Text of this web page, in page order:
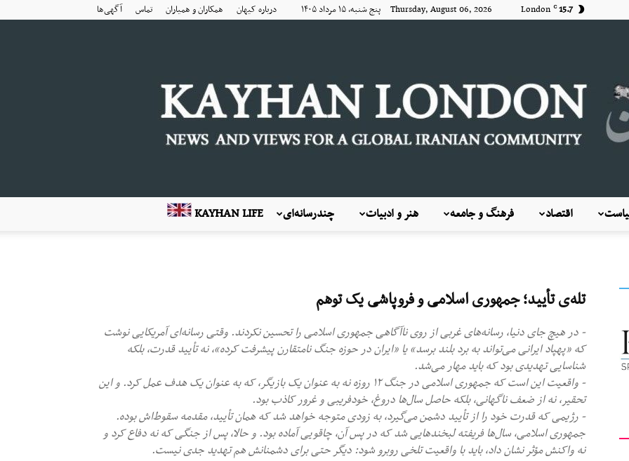
15.7
C
London Thursday, August 06, 2026 پنج شنبه, ۱۵ مرداد ۱۴۰۵ درباره کیهان همکاران و همیاران تماس آگهی‌ها
کیهان
لندن
KAYHAN LIFE چندرسانه‌ای هنر و ادبیات فرهنگ و جامعه اقتصاد
تله‌ی تأیید؛ جمهوری اسلامی و فروپاشی یک توهم
- در هیچ‌ جای دنیا، رسانه‌های غربی از روی ناآگاهی جمهوری اسلامی را تحسین نکردند. وقتی رسانه‌ای آمریکایی نوشت
که «پهپاد ایرانی می‌تواند به برد بلند برسد» یا «ایران در حوزه جنگ نامتقارن پیشرفت کرده»، نه تأیید قدرت، بلکه
شناسایی تهدیدی بود که باید مهار می‌شد.
- واقعیت این است که جمهوری اسلامی در جنگ ۱۲ روزه نه به عنوان یک بازیگر، که به عنوان یک هدف عمل کرد. و این
تحقیر، نه از ضعف‌ ناگهانی، بلکه حاصل سال‌ها دروغ، خودفریبی و غرور کاذب بود.
- رژیمی که قدرت خود را از تأیید دشمن می‌گیرد، به‌ زودی متوجه خواهد شد که همان تأیید، مقدمه سقوط‌اش بوده.
جمهوری اسلامی، سال‌ها فریفته لبخندهایی شد که در پس آن، چاقویی آماده بود. و حالا، پس از جنگی که نه دفاع کرد و
نه واکنش مؤثر نشان داد، باید با واقعیت تلخی روبرو شود: دیگر حتی برای دشمنانش هم تهدید جدی نیست.